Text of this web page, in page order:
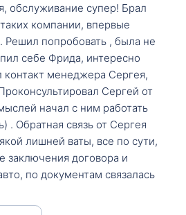
обслуживание супер! Брал
компании, впервые
Решил попробовать , была не
себе Фрида, интересно
контакт менеджера Сергея,
Сергей от
начал с ним работать
. Обратная связь от Сергея
лишней ваты, все по сути,
заключения договора и
по документам связалась
зайти, образцы и т.д. После